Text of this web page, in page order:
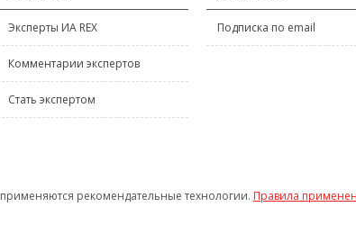
Эксперты ИА REX
Комментарии экспертов
Стать экспертом
Подписка по email
рекомендательные технологии. Правила